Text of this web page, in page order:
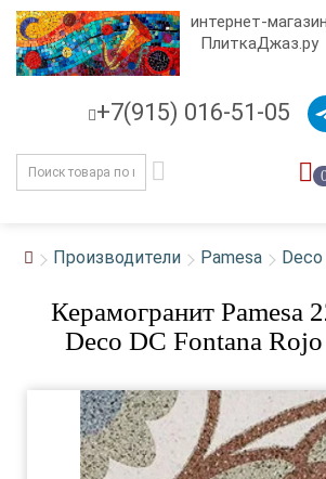
интернет-магазин
ПлиткаДжаз.ру
+7(915) 016-51-05
Производители Pamesa Deco
Керамогранит Pamesa
Deco DC Fontana Rojo